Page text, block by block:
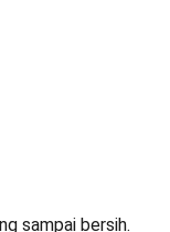
sampai bersih.